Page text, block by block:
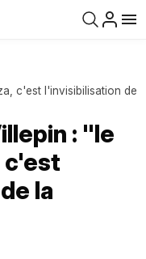
c'est l'invisibilisation de
: "le
c'est
la